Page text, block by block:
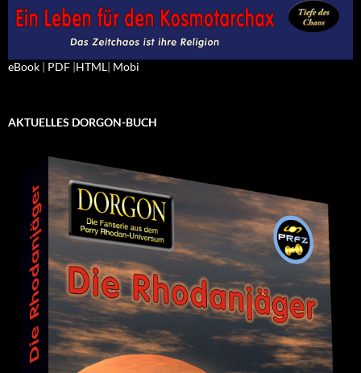
eBook | PDF |HTML| Mobi
AKTUELLES DORGON-BUCH